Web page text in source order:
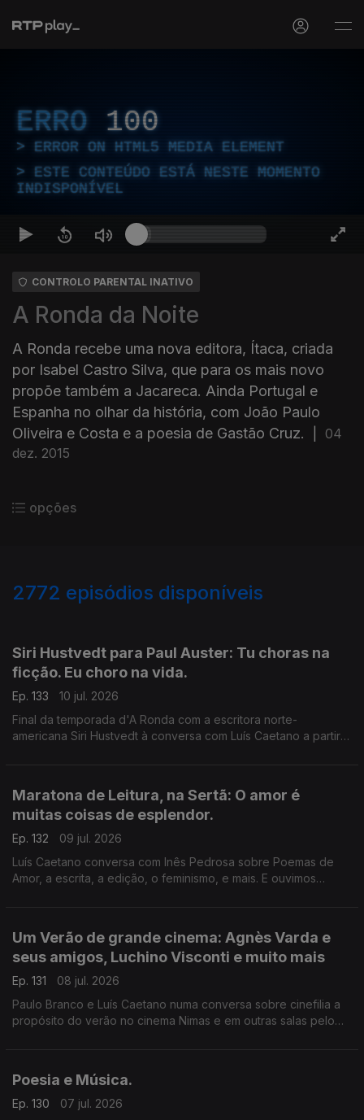
ERRO 100
ERROR ON HTML5 MEDIA ELEMENT
ESTE CONTEÚDO ESTÁ NESTE MOMENTO
INDISPONÍVEL
CONTROLO PARENTAL INATIVO
A Ronda da Noite
A Ronda recebe uma nova editora, Ítaca, criada
por Isabel Castro Silva, que para os mais novo
propõe também a Jacareca. Ainda Portugal e
Espanha no olhar da história, com João Paulo
Oliveira e Costa e a poesia de Gastão Cruz.
04
dez. 2015
opções
2772 episódios disponíveis
Siri Hustvedt para Paul Auster: Tu choras na
ficção. Eu choro na vida.
Ep. 133
10 jul. 2026
Final da temporada d'A Ronda com a escritora norte-
americana Siri Hustvedt à conversa com Luís Caetano a partir
Maratona de Leitura, na Sertã: O amor é
muitas coisas de esplendor.
Ep. 132
09 jul. 2026
Luís Caetano conversa com Inês Pedrosa sobre Poemas de
Amor, a escrita, a edição, o feminismo, e mais. E ouvimos
Um Verão de grande cinema: Agnès Varda e
seus amigos, Luchino Visconti e muito mais
Ep. 131
08 jul. 2026
Paulo Branco e Luís Caetano numa conversa sobre cinefilia a
propósito do verão no cinema Nimas e em outras salas pelo
Poesia e Música.
Ep. 130 07 jul. 2026